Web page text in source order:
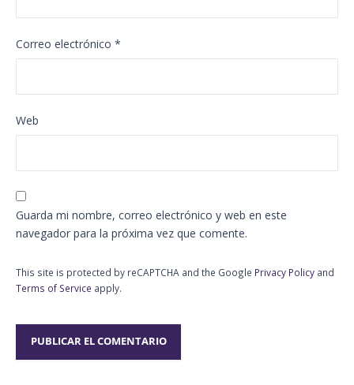
Correo electrónico *
Web
Guarda mi nombre, correo electrónico y web en este
navegador para la próxima vez que comente.
This site is protected by reCAPTCHA and the Google Privacy Policy and
Terms of Service apply.